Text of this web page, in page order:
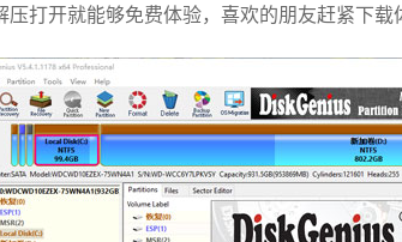
打开就能够免费体验，喜欢的朋友赶紧下载